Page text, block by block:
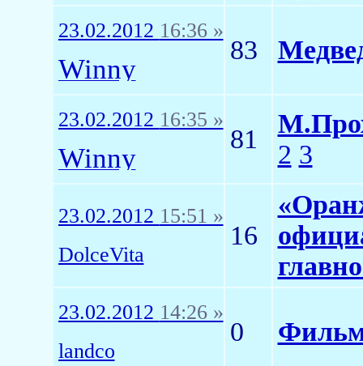
23.02.2012 16:36 »
Winny
83
23.02.2012 16:35 »
Winny
81
2 3
23.02.2012 15:51 »
DolceVita
16
23.02.2012 14:26 »
landco
0